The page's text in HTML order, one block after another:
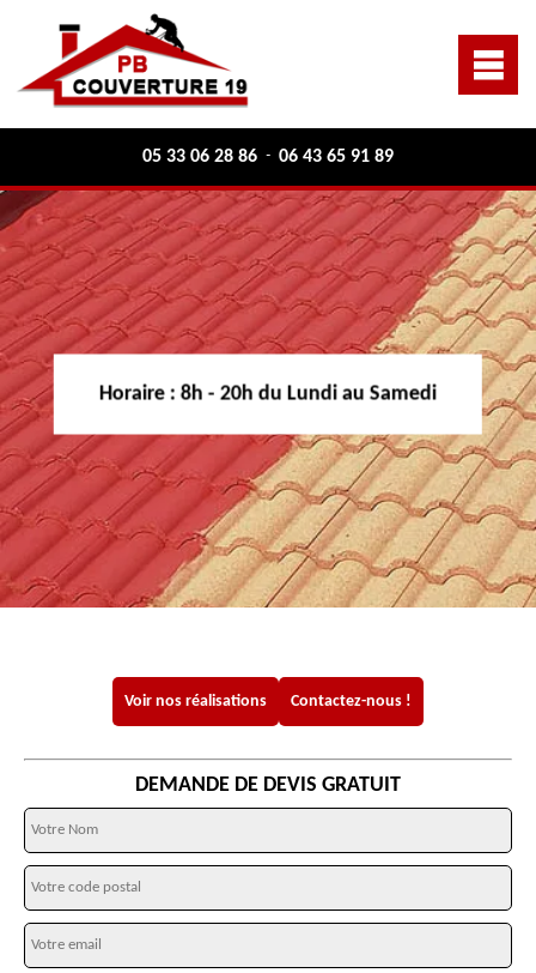
05 33 06 28 86 - 06 43 65 91 89
Horaire : 8h - 20h du Lundi au Samedi
Voir nos réalisations Contactez-nous !
DEMANDE DE DEVIS GRATUIT